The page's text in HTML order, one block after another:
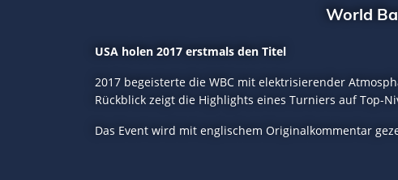
World
USA holen 2017 erstmals den Titel
2017 begeisterte die WBC mit elektrisierender
Rückblick zeigt die Highlights eines Turniers auf Top-
Das Event wird mit englischem Originalkommentar